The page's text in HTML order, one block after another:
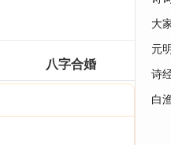
八字合婚
大
元
诗
白